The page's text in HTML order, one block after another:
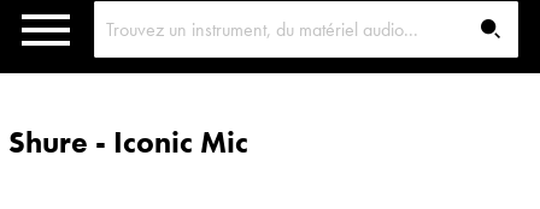
Shure - Iconic Mic